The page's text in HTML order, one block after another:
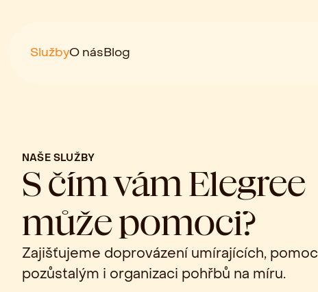
SlužbyO násBlog
NAŠE SLUŽBY
S čím vám Elegree
může pomoci?
Zajišťujeme doprovázení umírajících, pomoc
pozůstalým i organizaci pohřbů na míru.